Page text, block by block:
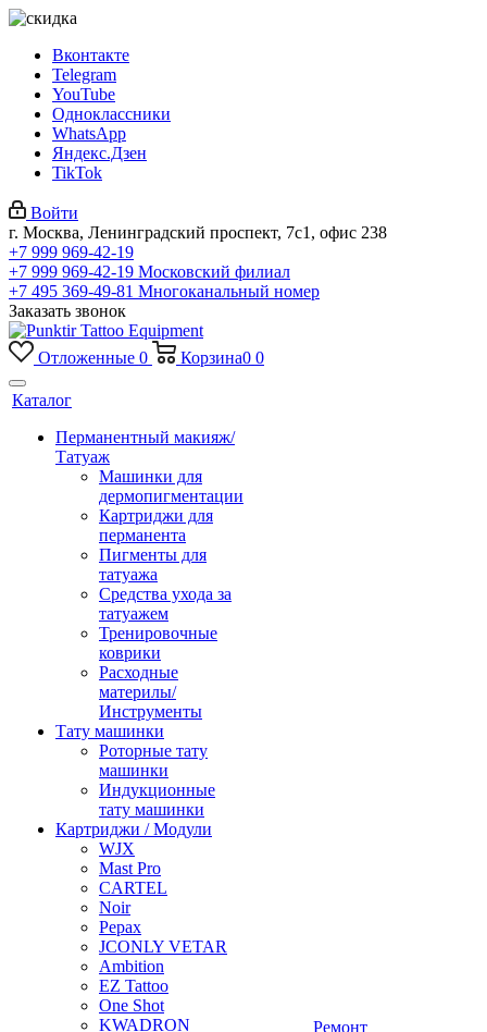
Вконтакте
Telegram
YouTube
Одноклассники
WhatsApp
Яндекс.Дзен
TikTok
Войти
г. Москва, Ленинградский проспект, 7с1, офис 238
+7 999 969-42-19
+7 999 969-42-19 Московский филиал
+7 495 369-49-81 Многоканальный номер
Заказать звонок
Отложенные 0 Корзина0 0
Каталог
Перманентный макияж/
Татуаж
Машинки для
дермопигментации
Картриджи для
перманента
Пигменты для
татуажа
Средства ухода за
татуажем
Тренировочные
коврики
Расходные
материлы/
Инструменты
Тату машинки
Роторные тату
машинки
Индукционные
тату машинки
Картриджи / Модули
WJX
Mast Pro
CARTEL
Noir
Pepax
JCONLY VETAR
Ambition
EZ Tattoo
One Shot
KWADRON
Ремонт